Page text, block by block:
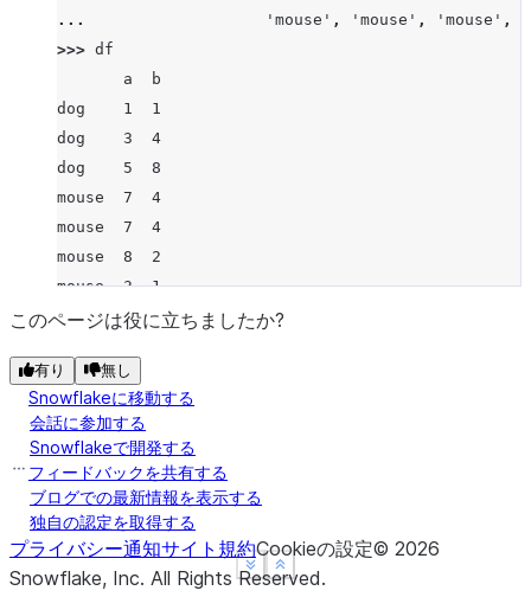
Show less
See more
...
'mouse' , 'mouse' , 'mouse' ,
>>> df
       a  b
dog    1  1
dog    3  4
dog    5  8
mouse  7  4
mouse  7  4
mouse  8  2
mouse  3  1
>>> df.groupby( level=0).
dog    3.0  4.0
mouse  7.0  3.0
Show less
See more
このページは役に立ちましたか?
有り 無し
Snowflakeに移動する
会話に参加する
Snowflakeで開発する
フィードバックを共有する
ブログでの最新情報を表示する
独自の認定を取得する
プライバシー通知サイト規約Cookieの設定© 2026
Snowflake, Inc. All Rights Reserved.